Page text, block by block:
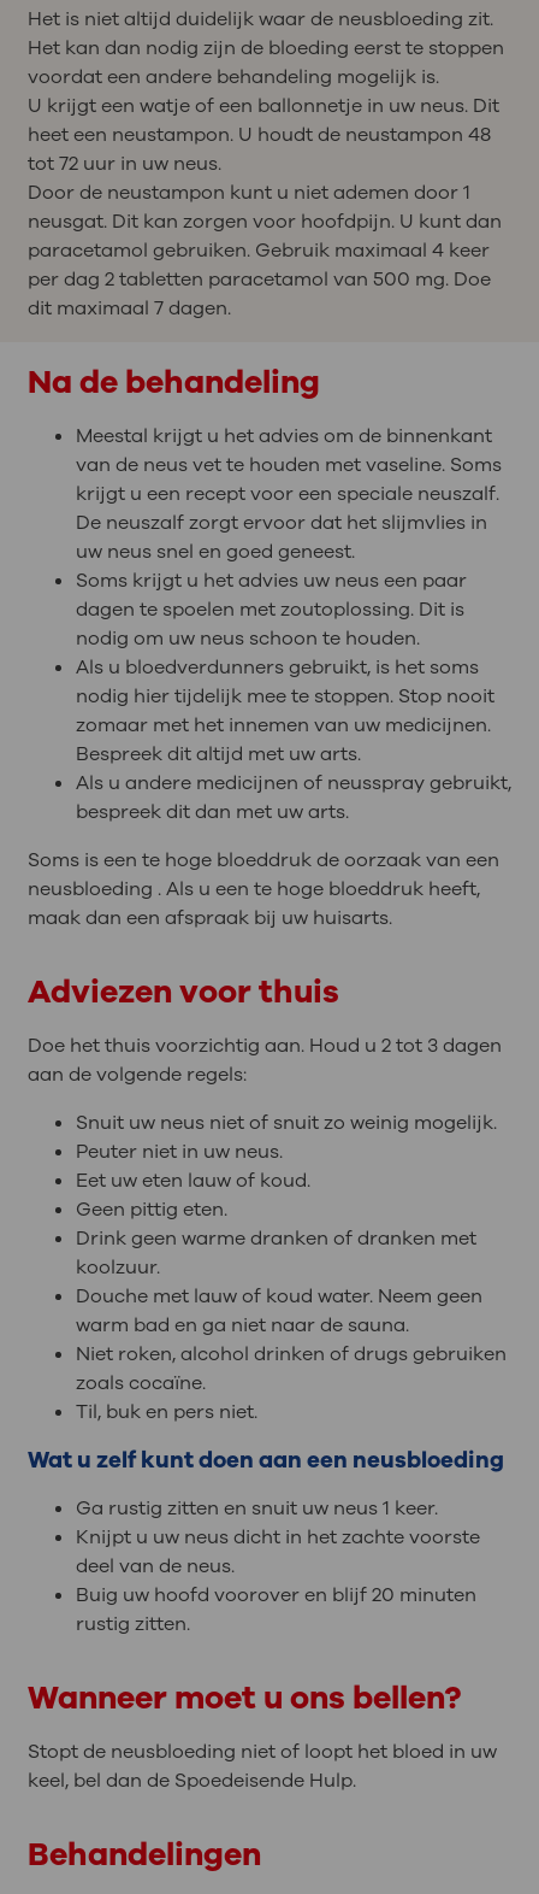
Het is niet altijd duidelijk waar de neusbloeding zit.
Het kan dan nodig zijn de bloeding eerst te stoppen
voordat een andere behandeling mogelijk is.
U krijgt een watje of een ballonnetje in uw neus. Dit
heet een neustampon. U houdt de neustampon 48
tot 72 uur in uw neus.
Door de neustampon kunt u niet ademen door 1
neusgat. Dit kan zorgen voor hoofdpijn. U kunt dan
paracetamol gebruiken. Gebruik maximaal 4 keer
per dag 2 tabletten paracetamol van 500 mg. Doe
dit maximaal 7 dagen.
Na de behandeling
Meestal krijgt u het advies om de binnenkant
van de neus vet te houden met vaseline. Soms
krijgt u een recept voor een speciale neuszalf.
De neuszalf zorgt ervoor dat het slijmvlies in
uw neus snel en goed geneest.
Soms krijgt u het advies uw neus een paar
dagen te spoelen met zoutoplossing. Dit is
nodig om uw neus schoon te houden.
Als u bloedverdunners gebruikt, is het soms
nodig hier tijdelijk mee te stoppen. Stop nooit
zomaar met het innemen van uw medicijnen.
Bespreek dit altijd met uw arts.
Als u andere medicijnen of neusspray gebruikt,
bespreek dit dan met uw arts.
Soms is een te hoge bloeddruk de oorzaak van een
neusbloeding . Als u een te hoge bloeddruk heeft,
maak dan een afspraak bij uw huisarts.
Adviezen voor thuis
Doe het thuis voorzichtig aan. Houd u 2 tot 3 dagen
aan de volgende regels:
Snuit uw neus niet of snuit zo weinig mogelijk.
Peuter niet in uw neus.
Eet uw eten lauw of koud.
Geen pittig eten.
Drink geen warme dranken of dranken met
koolzuur.
Douche met lauw of koud water. Neem geen
warm bad en ga niet naar de sauna.
Niet roken, alcohol drinken of drugs gebruiken
zoals cocaïne.
Til, buk en pers niet.
Wat u zelf kunt doen aan een neusbloeding
Ga rustig zitten en snuit uw neus 1 keer.
Knijpt u uw neus dicht in het zachte voorste
deel van de neus.
Buig uw hoofd voorover en blijf 20 minuten
rustig zitten.
Wanneer moet u ons bellen?
Stopt de neusbloeding niet of loopt het bloed in uw
keel, bel dan de Spoedeisende Hulp.
Behandelingen